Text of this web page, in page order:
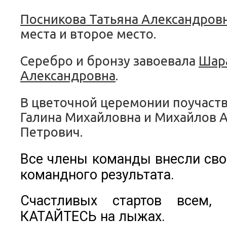
Посникова Татьяна
места и второе место.
Серебро и бронзу завоевала
Александровна.
В цветочной церемонии
Галина Михайловна и Михайлов
Петрович.
Все члены команды внесли
командного результата.
Счастливых стартов всем,
КАТАЙТЕСЬ на лыжах.